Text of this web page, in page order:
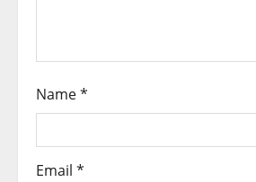
o
n
Name*
Email *